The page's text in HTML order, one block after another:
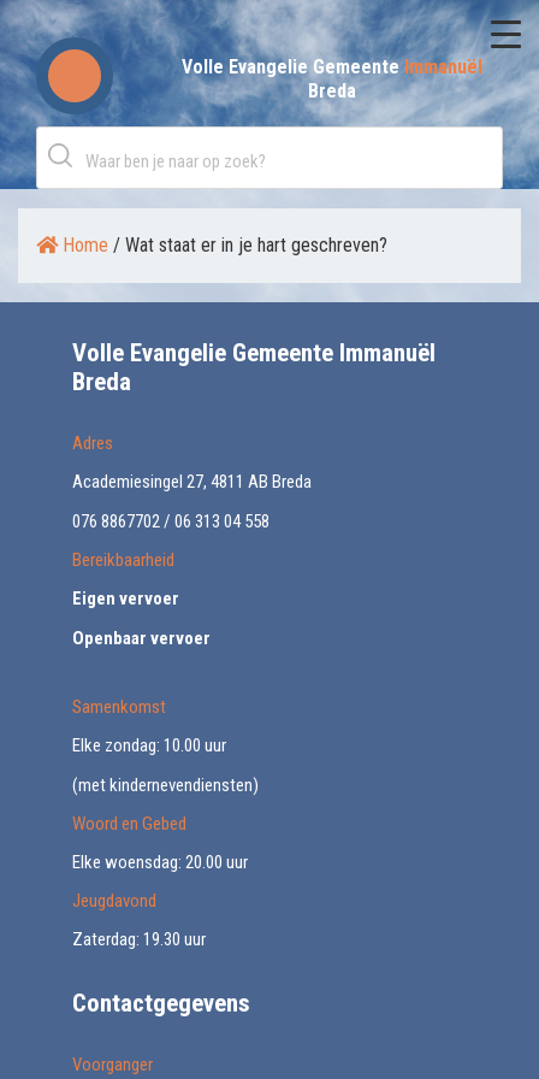
Skip
to
content
Volle Evangelie GemeenteImmanuël
Breda
Home / Wat staat er in je hart geschreven?
Volle Evangelie Gemeente Immanuël
Breda
Adres
Academiesingel 27, 4811 AB Breda
076 8867702 / 06 313 04 558
Bereikbaarheid
Eigen vervoer
Openbaar vervoer
Samenkomst
Elke zondag: 10.00 uur
(met kindernevendiensten)
Woord en Gebed
Elke woensdag: 20.00 uur
Jeugdavond
Zaterdag: 19.30 uur
Contactgegevens
Voorganger